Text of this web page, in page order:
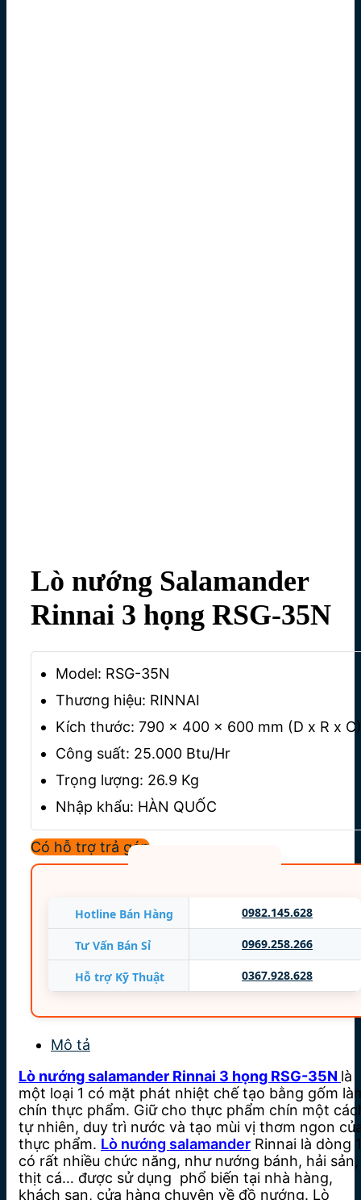
Lò nướng Salamander
Rinnai 3 họng RSG-35N
Model: RSG-35N
Thương hiệu: RINNAI
Kích thước: 790 x 400 x 600 mm (D x R x C)
Công suất: 25.000 Btu/Hr
Trọng lượng: 26.9 Kg
Nhập khẩu: HÀN QUỐC
Bảo hành: 12 Tháng
Có hỗ trợ trả góp
Hotline Bán Hàng 0982.145.628
Tư Vấn Bán Sỉ 0969.258.266
Hỗ trợ Kỹ Thuật 0367.928.628
Mô tả
Lò nướng salamander Rinnai 3 họng RSG-35N là
một loại 1 có mặt phát nhiệt chế tạo bằng gốm
chín thực phẩm. Giữ cho thực phẩm chín một
tự nhiên, duy trì nước và tạo mùi vị thơm ngon
thực phẩm. Lò nướng salamander Rinnai là dòng 1
có rất nhiều chức năng, như nướng bánh, hải sản,
thịt cá… được sử dụng phổ biến tại nhà hàng,
khách sạn, cửa hàng chuyên về đồ nướng. Lò